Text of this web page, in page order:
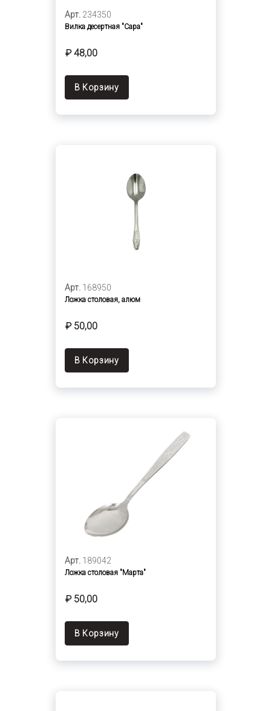
Арт. 234350
Вилка десертная "Сара"
₽ 48,00
В Корзину
Арт. 168950
Ложка столовая, алюм
₽ 50,00
В Корзину
Арт. 189042
Ложка столовая "Марта"
₽ 50,00
В Корзину